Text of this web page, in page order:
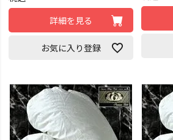
詳細を見る
お気に入り登録